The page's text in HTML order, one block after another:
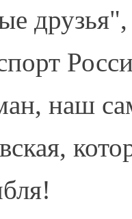
друзья",
наш